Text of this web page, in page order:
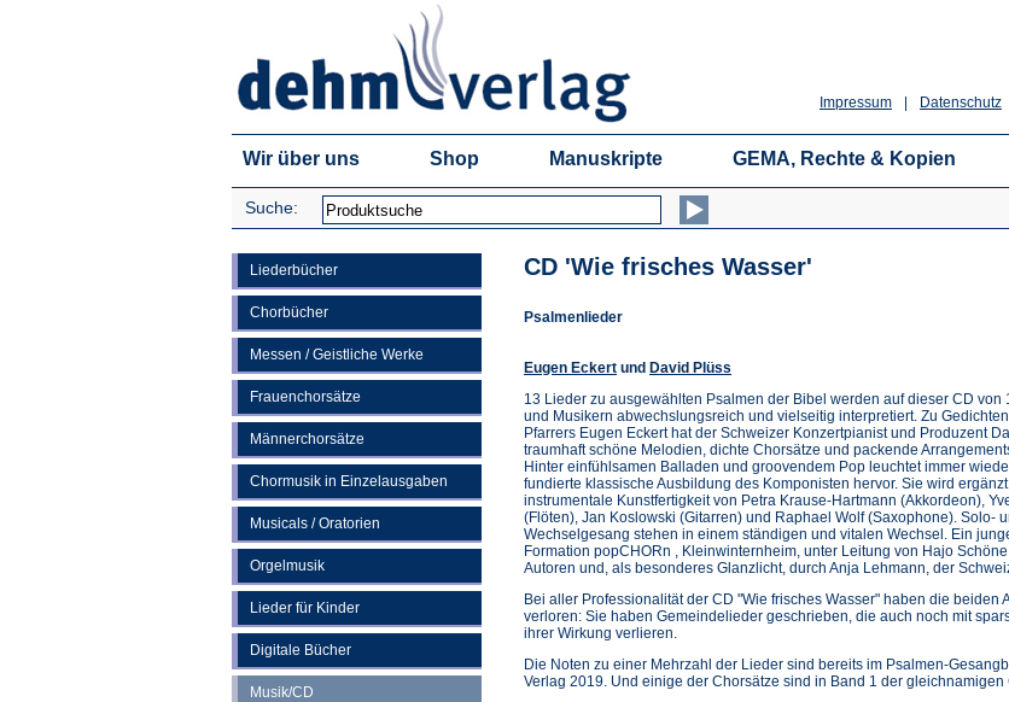
Datenschutz
Impressum
Wir über uns Shop Manuskripte GEMA, Rechte & Kopien
Suche:
Liederbücher
Chorbücher
Messen / Geistliche Werke
Frauenchorsätze
Männerchorsätze
Chormusik in Einzelausgaben
Musicals / Oratorien
Orgelmusik
Lieder für Kinder
Digitale Bücher
Musik/CD
CD 'Wie frisches Wasser'
Psalmenlieder
Eugen Eckert und David Plüss
13 Lieder zu ausgewählten Psalmen der Bibel werden auf dieser CD von
und Musikern abwechslungsreich und vielseitig interpretiert. Zu
Pfarrers Eugen Eckert hat der Schweizer Konzertpianist und Produzent
traumhaft schöne Melodien, dichte Chorsätze und packende
Hinter einfühlsamen Balladen und groovendem Pop leuchtet immer
fundierte klassische Ausbildung des Komponisten hervor. Sie wird
instrumentale Kunstfertigkeit von Petra Krause-Hartmann (Akkordeon),
(Flöten), Jan Koslowski (Gitarren) und Raphael Wolf (Saxophone). Solo-
Wechselgesang stehen in einem ständigen und vitalen Wechsel. Ein
Formation popCHORn , Kleinwinternheim, unter Leitung von Hajo
Autoren und, als besonderes Glanzlicht, durch Anja Lehmann, der
Bei aller Professionalität der CD "Wie frisches Wasser" haben die
verloren: Sie haben Gemeindelieder geschrieben, die auch noch mit
ihrer Wirkung verlieren.
Die Noten zu einer Mehrzahl der Lieder sind bereits im Psalmen-
Verlag 2019. Und einige der Chorsätze sind in Band 1 der